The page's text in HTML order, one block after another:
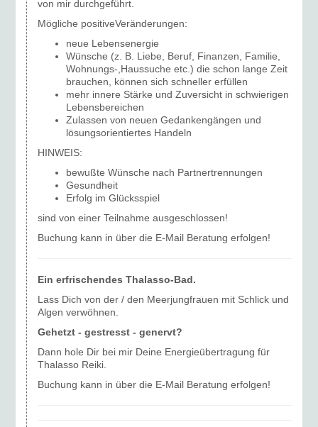
von mir durchgeführt.
Mögliche positiveVeränderungen:
neue Lebensenergie
Wünsche (z. B. Liebe, Beruf, Finanzen, Familie,
Wohnungs-,Haussuche etc.) die schon lange Zeit
brauchen, können sich schneller erfüllen
mehr innere Stärke und Zuversicht in schwierigen
Lebensbereichen
Zulassen von neuen Gedankengängen und
lösungsorientiertes Handeln
HINWEIS:
bewußte Wünsche nach Partnertrennungen
Gesundheit
Erfolg im Glücksspiel
sind von einer Teilnahme ausgeschlossen!
Buchung kann in über die E-Mail Beratung erfolgen!
Ein erfrischendes Thalasso-Bad.
Lass Dich von der / den Meerjungfrauen mit Schlick und
Algen verwöhnen.
Gehetzt - gestresst - genervt?
Dann hole Dir bei mir Deine Energieübertragung für
Thalasso Reiki.
Buchung kann in über die E-Mail Beratung erfolgen!